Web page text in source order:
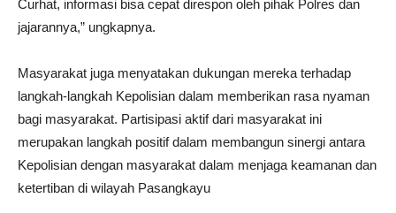
Curhat, informasi bisa cepat direspon oleh pihak Polres dan
jajarannya,” ungkapnya.
Masyarakat juga menyatakan dukungan mereka terhadap
langkah-langkah Kepolisian dalam memberikan rasa nyaman
bagi masyarakat. Partisipasi aktif dari masyarakat ini
merupakan langkah positif dalam membangun sinergi antara
Kepolisian dengan masyarakat dalam menjaga keamanan dan
ketertiban di wilayah Pasangkayu